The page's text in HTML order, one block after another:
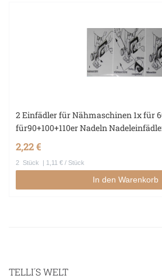
2 Einfädler für Nähmaschinen 1x für
für90+100+110er Nadeln
2,22 €
2 Stück | 1,11 € / Stück
In den Warenkorb
TELLI´S WELT